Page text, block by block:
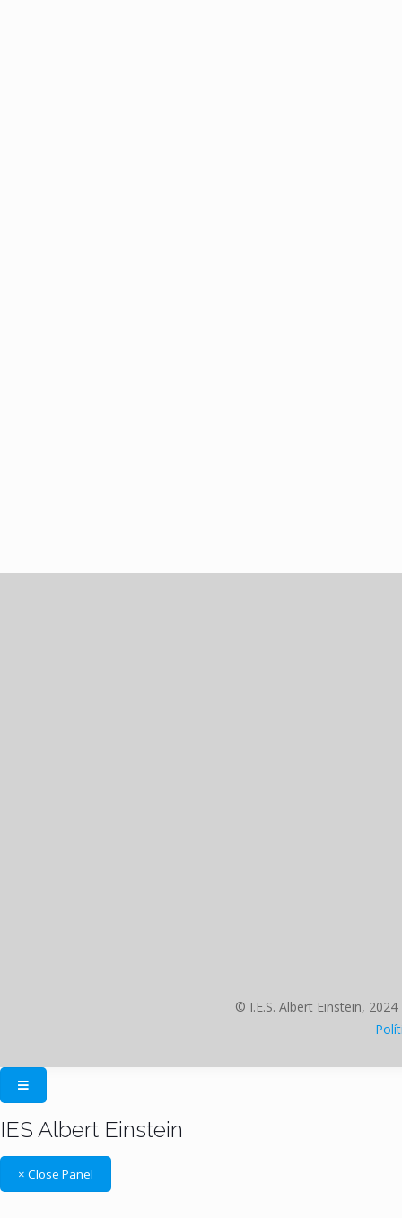
© I.E.S. Albert Einstein,
IES Albert Einstein
× Close Panel